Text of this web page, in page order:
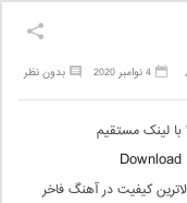
بدون نظر 4 نوامبر 2020
با لینک مستقیم
کیفیت در آهنگ فاخر